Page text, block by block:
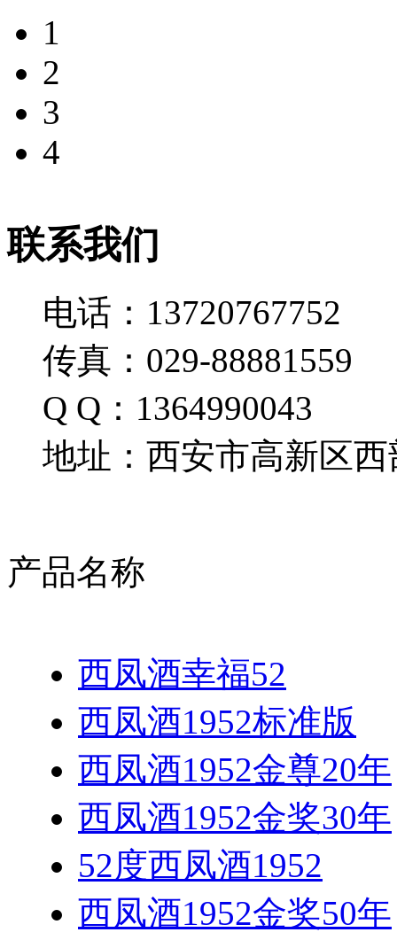
1
2
3
4
联系我们
电话：13720767752
传真：029-88881559
Q Q：1364990043
地址：西安市高新区西
产品名称
西凤酒幸福52
西凤酒1952标准版
西凤酒1952金尊20年
西凤酒1952金奖30年
52度西凤酒1952
西凤酒1952金奖50年